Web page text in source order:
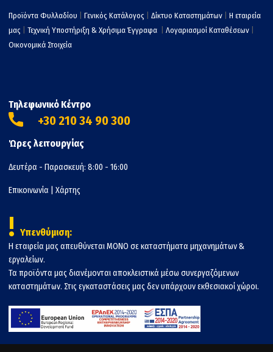
Προϊόντα Φυλλαδίου Γενικός Κατάλογος Δίκτυο Καταστημάτων
Η εταιρεία
μας
Τεχνική Υποστήριξη & Χρήσιμα Έγγραφα Λογαριασμοί Καταθέσεων
Οικονομικά Στοιχεία
Τηλεφωνικό Κέντρο
+30 210 34 90 300
Ώρες λειτουργίας
Δευτέρα - Παρασκευή: 8:00 - 16:00
Επικοινωνία Χάρτης
! Υπενθύμιση:
Η εταιρεία μας απευθύνεται ΜΟΝΟ σε καταστήματα μηχανημάτων &
εργαλείων.
Τα προϊόντα μας διανέμονται αποκλειστικά μέσω συνεργαζόμενων
καταστημάτων. Στις εγκαταστάσεις μας δεν υπάρχουν εκθεσιακοί χώροι.